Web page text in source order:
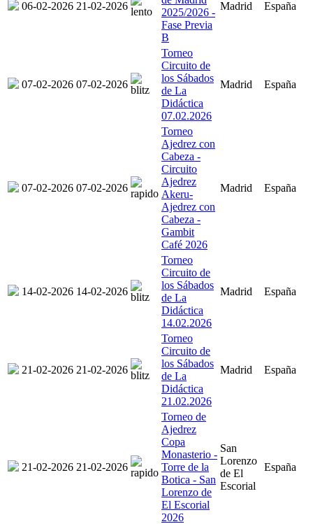
06-02-2026 21-02-2026
2025/2026 -
Fase Previa
B
Madrid España
07-02-2026 07-02-2026
Torneo
Circuito de
los Sábados
de La
Didáctica
07.02.2026
Madrid España
07-02-2026 07-02-2026
Torneo
Ajedrez con
Cabeza -
Circuito
Ajedrez
Akeru-
Ajedrez con
Cabeza -
Gambit
Café 2026
Madrid España
14-02-2026 14-02-2026
Torneo
Circuito de
los Sábados
de La
Didáctica
14.02.2026
Madrid España
21-02-2026 21-02-2026
Torneo
Circuito de
los Sábados
de La
Didáctica
21.02.2026
Madrid España
21-02-2026 21-02-2026
Torneo de
Ajedrez
Copa
Monasterio -
Torre de la
Botica - San
Lorenzo de
El Escorial
2026
San
Lorenzo
de El
Escorial
España